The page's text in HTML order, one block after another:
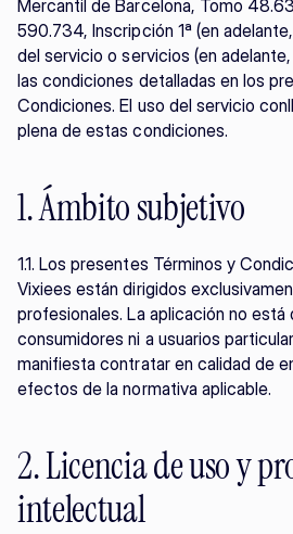
Mercantil de Barcelona, Tomo
590.734, Inscripción 1ª (en
del servicio o servicios (en
las condiciones detalladas en los
Condiciones. El uso del servicio
plena de estas condiciones.
1. Ámbito subjetivo
1.1. Los presentes Términos y
Vixiees están dirigidos
profesionales. La aplicación no está
consumidores ni a usuarios
manifiesta contratar en calidad de
efectos de la normativa aplicable.
2. Licencia de uso y
intelectual